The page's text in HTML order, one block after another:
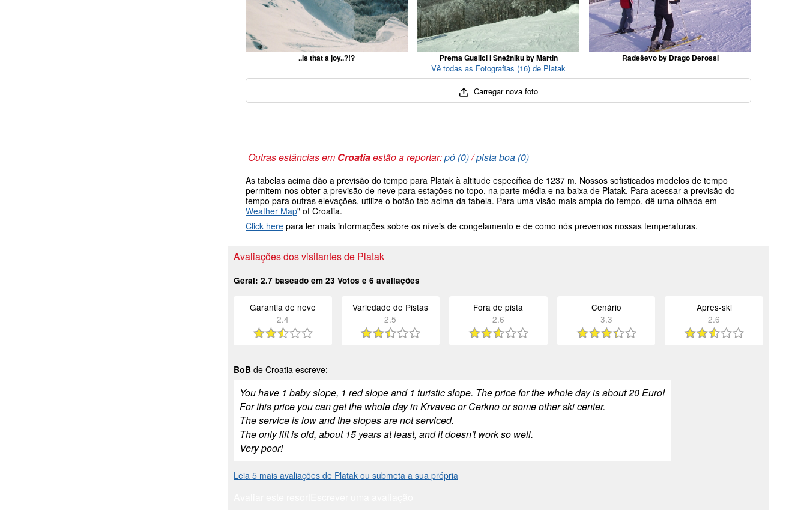
..is that a joy..?!? Prema Guslici i Snežniku by Martin Radeševo by Drago Derossi
Vê todas as Fotografias (16) de Platak
Carregar nova foto
Outras estâncias em Croatiaestão a reportar:pó (0)/pista boa (0)
As tabelas acima dão a previsão do tempo para Platak à altitude específica de 1237 m. Nossos sofisticados modelos de tempo
permitem-nos obter a previsão de neve para estações no topo, na parte média e na baixa de Platak. Para acessar a previsão do
tempo para outras elevações, utilize o botão tab acima da tabela. Para uma visão mais ampla do tempo, dê uma olhada em
Weather Map" of Croatia.
Click here para ler mais informações sobre os níveis de congelamento e de como nós prevemos nossas temperaturas.
Avaliações dos visitantes de Platak
Geral: 2.7 baseado em 23 Votos e 6 avaliações
Garantia de neve
2.4
Variedade de Pistas
2.5
Fora de pista
2.6
Cenário
3.3
Apres-ski
2.6
BoB de Croatia escreve:
You have 1 baby slope, 1 red slope and 1 turistic slope. The price for the whole day is about 20 Euro!
For this price you can get the whole day in Krvavec or Cerkno or some other ski center.
The service is low and the slopes are not serviced.
The only lift is old, about 15 years at least, and it doesn't work so well.
Very poor!
Leia 5 mais avaliações de Platak ou submeta a sua própria